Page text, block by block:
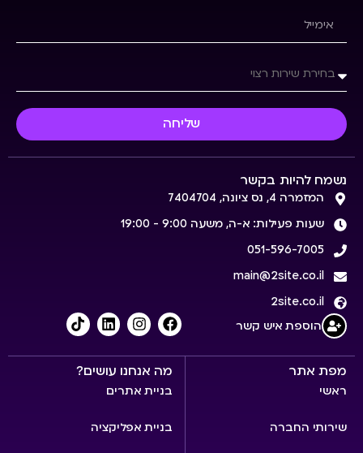
מפת אתר
ראשי
שירותי החברה
מה אנחנו עושים?
בניית אתרים
בניית אפליקציה
נשמח להיות בקשר
המזמרה 4, נס ציונה, 7404704
שעות פעילות: א-ה, משעה 9:00 - 19:00
051-596-7005
main@2site.co.il
2site.co.il
הוספת איש קשר
שליחה